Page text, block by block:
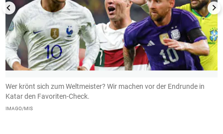
Wer krönt sich zum Weltmeister? Wir machen vor der Endrunde in
Katar den Favoriten-Check.
IMAGO/MIS